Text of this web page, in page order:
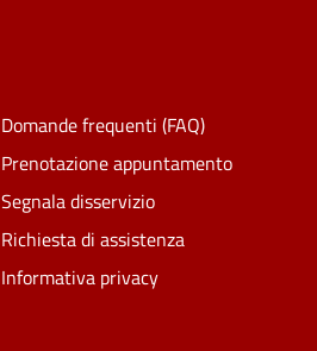
Domande frequenti (FAQ)
Prenotazione appuntamento
Segnala disservizio
Richiesta di assistenza
Informativa privacy